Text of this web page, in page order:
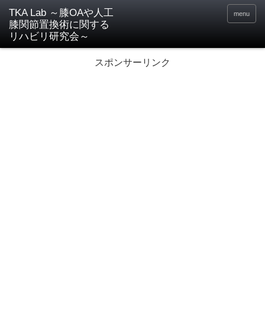
TKA Lab ～膝OAや人工
膝関節置換術に関する
リハビリ研究会～
menu
スポンサーリンク